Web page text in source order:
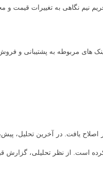
فریم نیم نگاهی به تغییرات قیمت
های مربوطه به پشتیبانی و فروش